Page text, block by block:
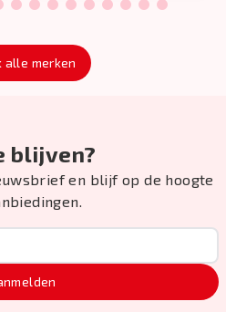
8 9 10 11 12 13 14 15 16
alle merken
blijven?
en blijf op de hoogte